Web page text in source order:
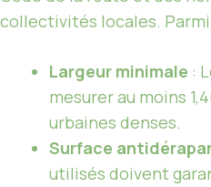
collectivités locales.
Largeur minimale :
mesurer au moins
urbaines denses.
Surface
utilisés doivent